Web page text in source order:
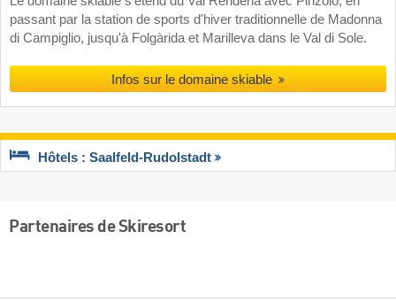
passant par la station de sports d'hiver traditionnelle de Madonna
di Campiglio, jusqu'à Folgàrida et Marilleva dans le Val di Sole.
Infos sur le domaine skiable
Hôtels : Saalfeld-Rudolstadt
Partenaires de Skiresort